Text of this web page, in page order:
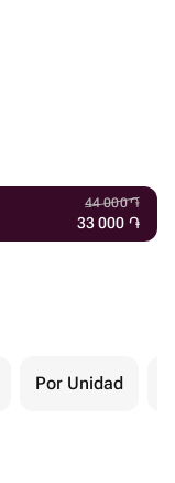
44 000֏
33 000 ֏
Por Unidad